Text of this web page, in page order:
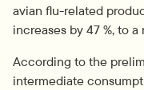
avian flu-related
increases by 47 %, to
According to the
intermediate